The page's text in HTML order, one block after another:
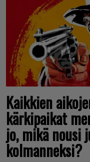
Kaikkien
kärkipaikat
jo, mikä nousi
kolmanneksi?